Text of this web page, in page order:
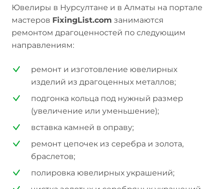
Ювелиры в Нурсултане и в Алматы на портале
мастеров FixingList.com занимаются
ремонтом драгоценностей по следующим
направлениям:
ремонт и изготовление ювелирных
изделий из драгоценных металлов;
подгонка кольца под нужный размер
(увеличение или уменьшение);
вставка камней в оправу;
ремонт цепочек из серебра и золота,
браслетов;
полировка ювелирных украшений;